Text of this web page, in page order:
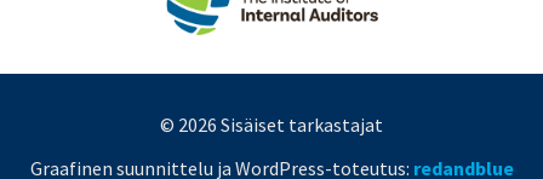
© 2026 Sisäiset tarkastajat
Graafinen suunnittelu ja WordPress-toteutus: redandblue